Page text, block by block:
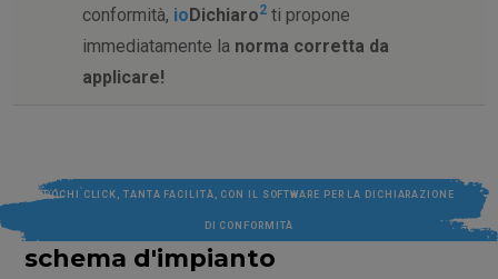
conformità, ioDichiaro2 ti propone
immediatamente la norma corretta da
applicare!
POCHI CLICK, TANTA FACILITÀ, CON IL SOFTWARE PER LA DICHIARAZIONE
DI CONFORMITÀ
schema d'impianto